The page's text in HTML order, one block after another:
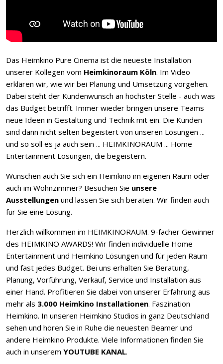
Das Heimkino Pure Cinema ist die neueste Installation
unserer Kollegen vom Heimkinoraum Köln. Im Video
erklären wir, wie wir bei Planung und Umsetzung vorgehen.
Dabei steht der Kundenwunsch an höchster Stelle - auch was
das Budget betrifft. Immer wieder bringen unsere Teams
neue Ideen in Gestaltung und Technik mit ein. Die Kunden
sind dann nicht selten begeistert von unseren Lösungen ...
und so soll es ja auch sein ... HEIMKINORAUM ... Home
Entertainment Lösungen, die begeistern.
Wünschen auch Sie sich ein Heimkino im eigenen Raum oder
auch im Wohnzimmer? Besuchen Sie unsere
Ausstellungen und lassen Sie sich beraten. Wir finden auch
für Sie eine Lösung.
Herzlich willkommen im HEIMKINORAUM. 9-facher Gewinner
des HEIMKINO AWARDS! Wir finden individuelle Home
Entertainment und Heimkino Lösungen und für jeden Raum
und fast jedes Budget. Bei uns erhalten Sie Beratung,
Planung, Vorführung, Verkauf, Service und Installation aus
einer Hand. Profitieren Sie dabei von unserer Erfahrung aus
mehr als 3.000 Heimkino Installationen. Faszination
Heimkino. In unseren Heimkino Studios in ganz Deutschland
sehen und hören Sie in Ruhe die neuesten Beamer und
andere Heimkino Produkte. Viele Informationen finden Sie
auch in unserem YOUTUBE KANAL.